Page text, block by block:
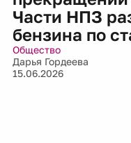
Части НПЗ
бензина по
Общество
Дарья Гордеева
15.06.2026